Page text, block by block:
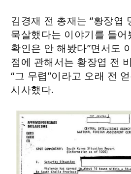
김경재 전 총재는 “황장엽
묵살했다는 이야기를 들어
확인은 안 해봤다”면서도
점에 관해서는 황장엽 전
“그 무렵”이라고 오래 전
시사했다.